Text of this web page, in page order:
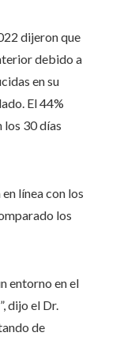
dijeron que
debido a
en su
El 44%
30 días
línea con los
los
entorno en el
dijo el Dr.
de